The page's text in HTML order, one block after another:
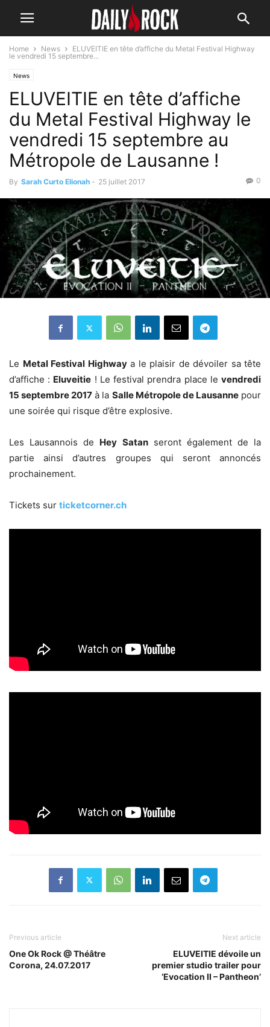
Home News
ELUVEITIE en tête d’affiche du Metal Festival Highway
le vendredi 15 septembre...
News
ELUVEITIE en tête d’affiche
du Metal Festival Highway le
vendredi 15 septembre au
Métropole de Lausanne !
By Sarah Curto Elionah - 25 juillet 2017 0
Le Metal Festival Highwaya le plaisir de dévoiler sa tête
d’affiche : Eluveitie ! Le festival prendra place levendredi
15 septembre 2017 à la Salle Métropole de Lausannepour
une soirée qui risque d’être explosive.
Les Lausannois de Hey Satanseront également de la
partie ainsi d’autres groupes qui seront annoncés
prochainement.
Tickets sur ticketcorner.ch
Previous article
One Ok Rock @ Théâtre
Corona, 24.07.2017
Next article
ELUVEITIE dévoile un
premier studio trailer pour
‘Evocation II – Pantheon’